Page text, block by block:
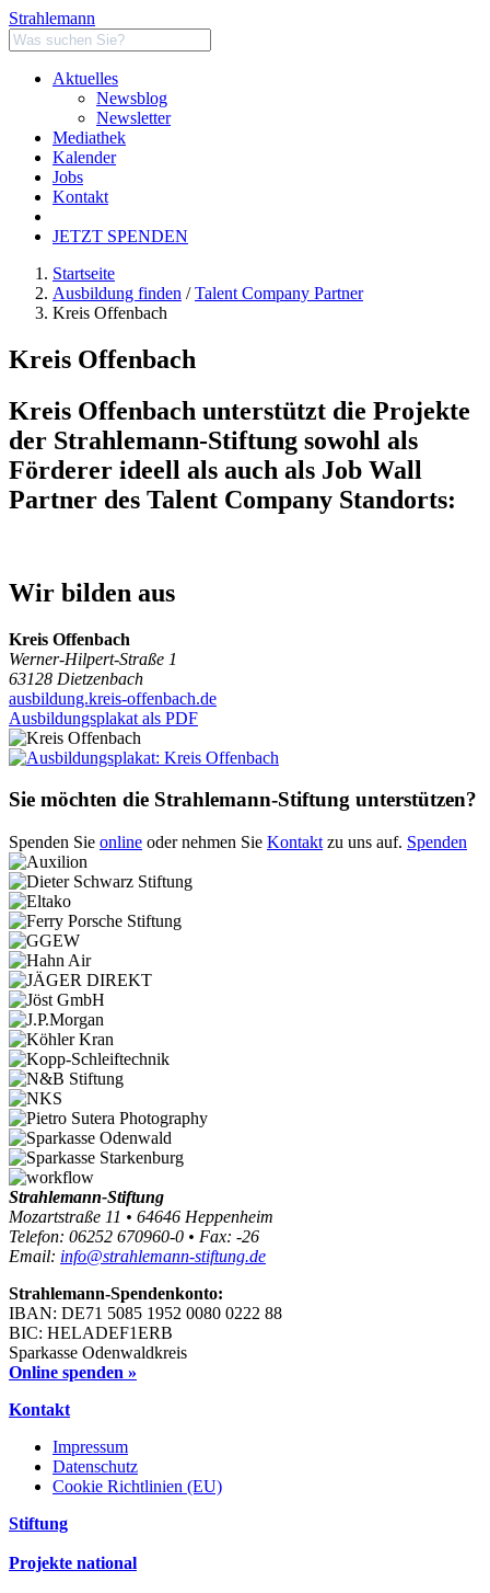
Strahlemann
Aktuelles
Newsblog
Newsletter
Mediathek
Kalender
Jobs
Kontakt
JETZT SPENDEN
Startseite
Ausbildung finden /Talent Company Partner
Kreis Offenbach
Kreis Offenbach
Kreis Offenbach unterstützt die Projekte
der Strahlemann-Stiftung sowohl als
Förderer ideell als auch als Job Wall
Partner des Talent Company Standorts:
Wir bilden aus
Kreis Offenbach
Werner-Hilpert-Straße 1
63128 Dietzenbach
ausbildung.kreis-offenbach.de
Ausbildungsplakat als PDF
Sie möchten die Strahlemann-Stiftung unterstützen?
Spenden Sie online oder nehmen Sie Kontakt zu uns auf. Spenden
Strahlemann-Stiftung
Mozartstraße 11 • 64646 Heppenheim
Telefon: 06252 670960-0 • Fax: -26
Email: info@strahlemann-stiftung.de
Strahlemann-Spendenkonto:
IBAN: DE71 5085 1952 0080 0222 88
BIC: HELADEF1ERB
Sparkasse Odenwaldkreis
Online spenden »
Kontakt
Impressum
Datenschutz
Cookie Richtlinien (EU)
Stiftung
Projekte national